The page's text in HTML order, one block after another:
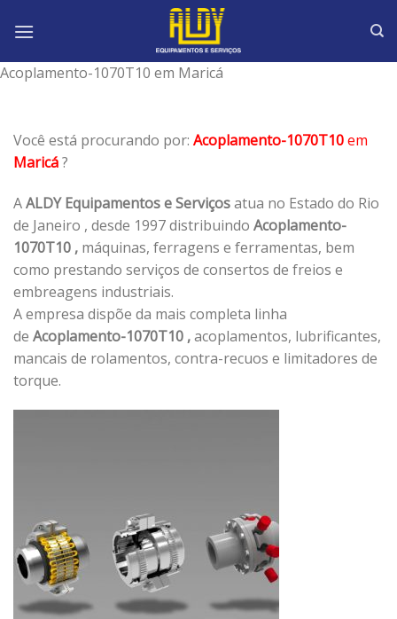
Acoplamento-1070T10 em Maricá
Você está procurando por: Acoplamento-1070T10em
Maricá?
AALDY Equipamentos e Serviçosatua no Estado do Rio
de Janeiro , desde 1997 distribuindo Acoplamento-
1070T10 , máquinas, ferragens e ferramentas, bem
como prestando serviços de consertos de freios e
embreagens industriais.
A empresa dispõe da mais completa linha
de Acoplamento-1070T10 ,acoplamentos, lubrificantes,
mancais de rolamentos, contra-recuos e limitadores de
torque.